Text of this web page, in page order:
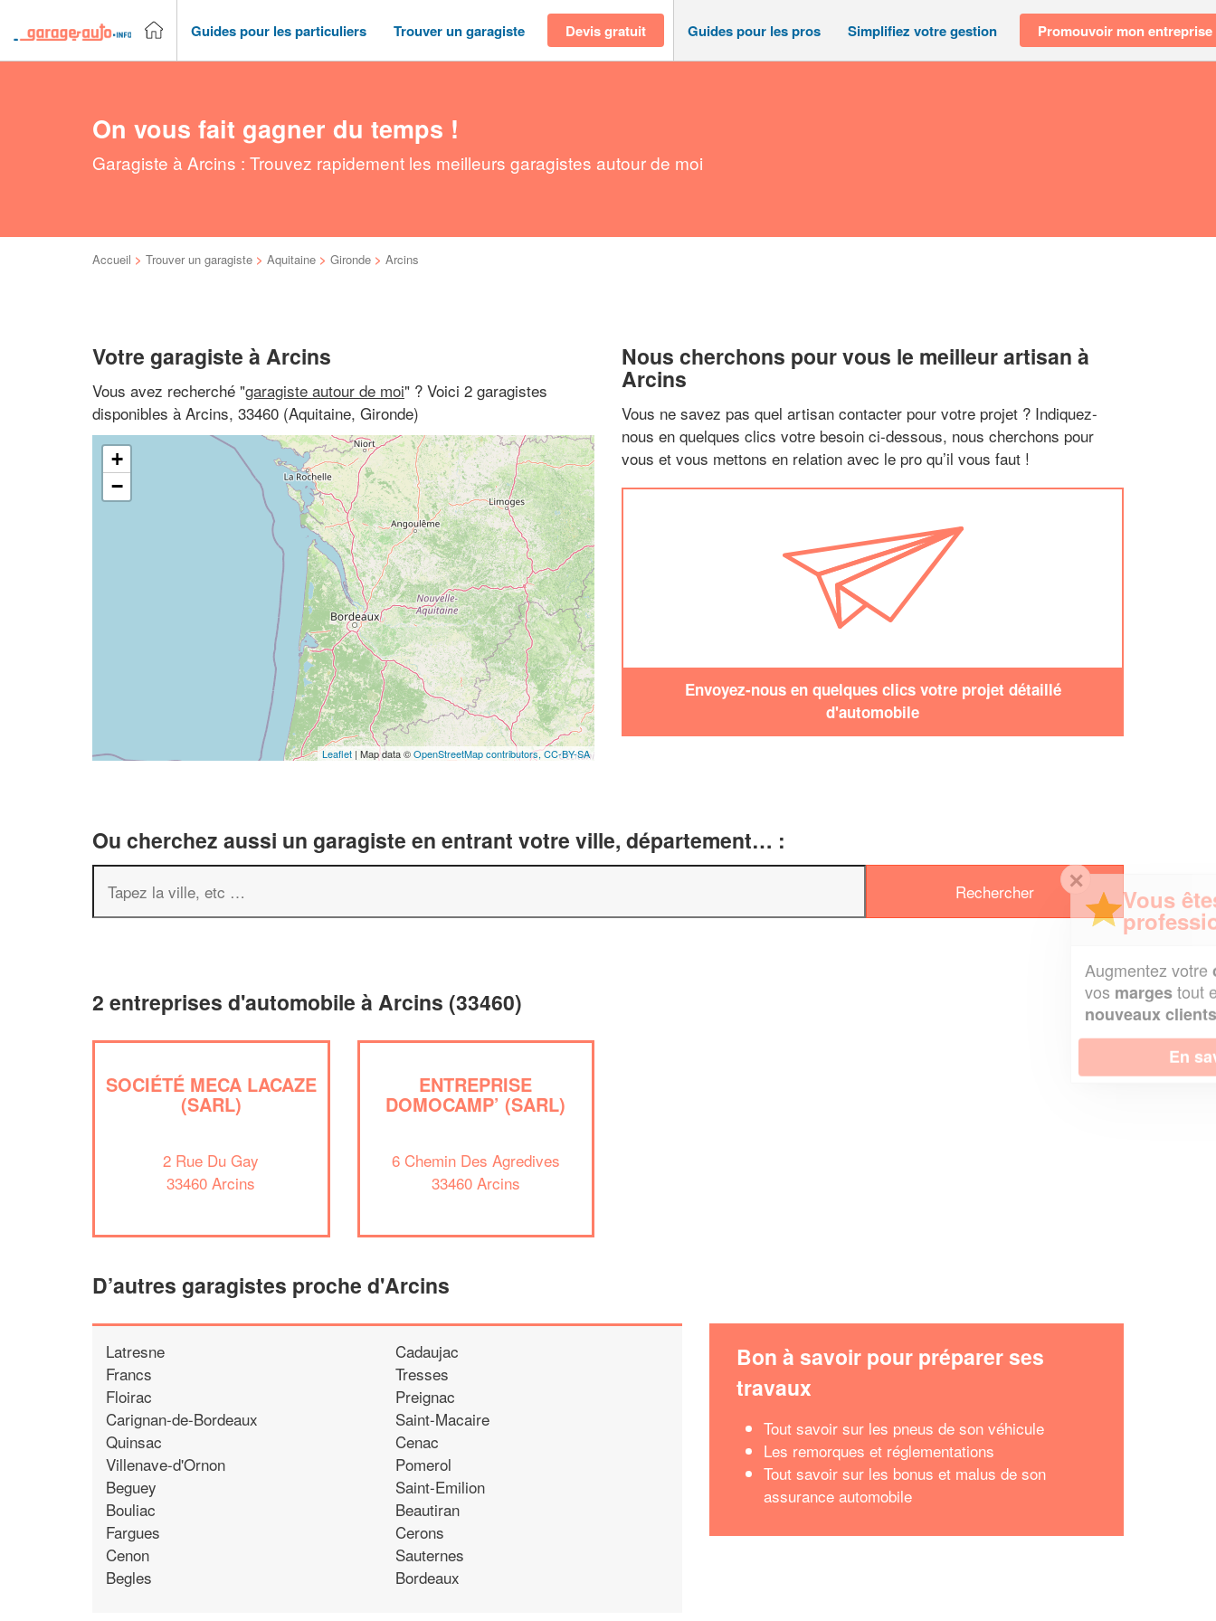
Guides pour les particuliers Trouver un garagiste Devis gratuit Guides pour les pros Simplifiez votre gestion Promouvoir mon entreprise
On vous fait gagner du temps !
Garagiste à Arcins : Trouvez rapidement les meilleurs garagistes autour de moi
Accueil > Trouver un garagiste > Aquitaine > Gironde > Arcins
Votre garagiste à Arcins
Vous avez recherché "garagiste autour de moi" ? Voici 2 garagistes
disponibles à Arcins, 33460 (Aquitaine, Gironde)
+
−
Leaflet | Map data ©OpenStreetMap contributors,CC-BY-SA
Nous cherchons pour vous le meilleur artisan à
Arcins
Vous ne savez pas quel artisan contacter pour votre projet ? Indiquez-
nous en quelques clics votre besoin ci-dessous, nous cherchons pour
vous et vous mettons en relation avec le pro qu’il vous faut !
Envoyez-nous en quelques clics votre projet détaillé
d'automobile
Ou cherchez aussi un garagiste en entrant votre ville, département… :
2 entreprises d'automobile à Arcins (33460)
SOCIÉTÉ MECA LACAZE
(SARL)
2 Rue Du Gay
33460 Arcins
ENTREPRISE
DOMOCAMP’ (SARL)
6 Chemin Des Agredives
33460 Arcins
D’autres garagistes proche d'Arcins
Latresne
Francs
Floirac
Carignan-de-Bordeaux
Quinsac
Villenave-d'Ornon
Beguey
Bouliac
Fargues
Cenon
Begles
Cadaujac
Tresses
Preignac
Saint-Macaire
Cenac
Pomerol
Saint-Emilion
Beautiran
Cerons
Sauternes
Bordeaux
Bon à savoir pour préparer ses
travaux
Tout savoir sur les pneus de son véhicule
Les remorques et réglementations
Tout savoir sur les bonus et malus de son
assurance automobile
Vous êtes un
professionnel ?
chiffre d'affaireset
tout en gagnant de